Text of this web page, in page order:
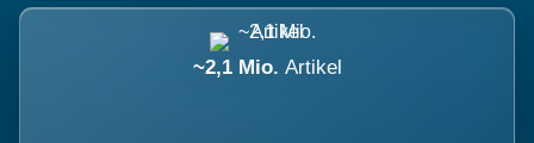
~2,1 Mio. Artikel